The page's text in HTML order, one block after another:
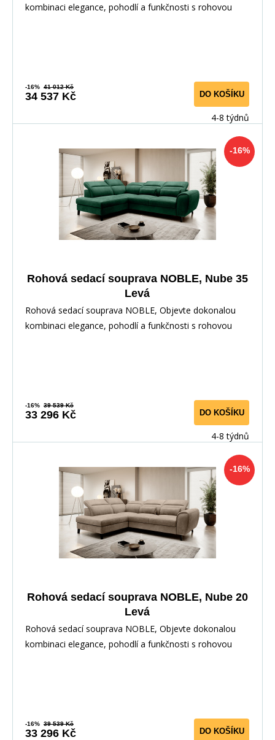
kombinaci elegance, pohodlí a funkčnosti s rohovou
-16% 41 012 Kč
34 537 Kč DO KOŠÍKU
4-8 týdnů
-16%
Rohová sedací souprava NOBLE, Nube 35
Levá
Rohová sedací souprava NOBLE, Objevte dokonalou
kombinaci elegance, pohodlí a funkčnosti s rohovou
-16% 39 539 Kč
33 296 Kč DO KOŠÍKU
4-8 týdnů
-16%
Rohová sedací souprava NOBLE, Nube 20
Levá
Rohová sedací souprava NOBLE, Objevte dokonalou
kombinaci elegance, pohodlí a funkčnosti s rohovou
-16% 39 539 Kč
33 296 Kč DO KOŠÍKU